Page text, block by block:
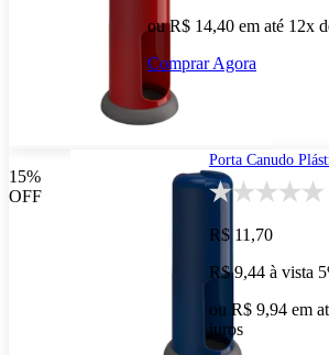
ou R$ 14,40 em até 12x
Comprar Agora
15%
OFF
Porta Canudo
R$ 11,70
R$ 9,44 à vista
ou R$ 9,94 em
juros